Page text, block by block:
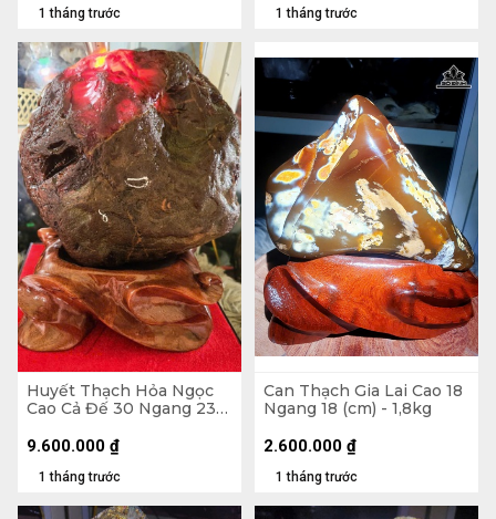
1 tháng trước 1 tháng trước
Huyết Thạch Hỏa Ngọc
Cao Cả Đế 30 Ngang 23
6,4kg
1 tháng trước
9.600.000 ₫
Can Thạch Gia Lai Cao 18
Ngang 18 (cm) - 1,8kg
1 tháng trước
2.600.000 ₫